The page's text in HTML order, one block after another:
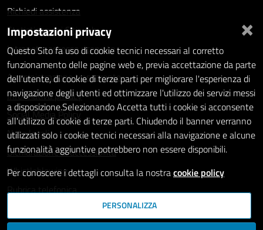
Richiedi assistenza
Statistiche dei Siti web
Intranet - accesso riservato
Amministrazione trasparente
Informativa privacy
Social Media Policy
Note legali
Dichiarazione di accessibilità
Whistleblowing
Rubrica telefonica
SEGUICI SU
×
Impostazioni privacy
Questo Sito fa uso di cookie tecnici necessari al corretto
funzionamento delle pagine web e, previa accettazione da parte
dell'utente, di cookie di terze parti per migliorare l'esperienza di
navigazione degli utenti ed ottimizzare l'utilizzo dei servizi messi
a disposizione.Selezionando Accetta tutti i cookie si acconsente
all'utilizzo di cookie di terze parti. Chiudendo il banner verranno
utilizzati solo i cookie tecnici necessari alla navigazione e alcune
funzionalità aggiuntive potrebbero non essere disponibili.
Per conoscere i dettagli consulta la nostracookie policy
PERSONALIZZA